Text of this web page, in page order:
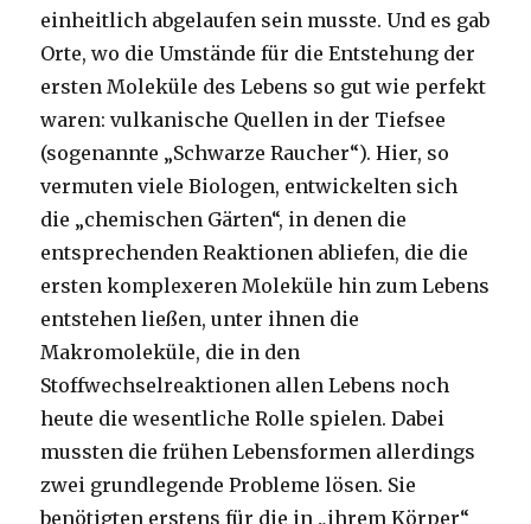
einheitlich abgelaufen sein musste. Und es gab
Orte, wo die Umstände für die Entstehung der
ersten Moleküle des Lebens so gut wie perfekt
waren: vulkanische Quellen in der Tiefsee
(sogenannte „Schwarze Raucher“). Hier, so
vermuten viele Biologen, entwickelten sich
die „chemischen Gärten“, in denen die
entsprechenden Reaktionen abliefen, die die
ersten komplexeren Moleküle hin zum Lebens
entstehen ließen, unter ihnen die
Makromoleküle, die in den
Stoffwechselreaktionen allen Lebens noch
heute die wesentliche Rolle spielen. Dabei
mussten die frühen Lebensformen allerdings
zwei grundlegende Probleme lösen. Sie
benötigten erstens für die in „ihrem Körper“